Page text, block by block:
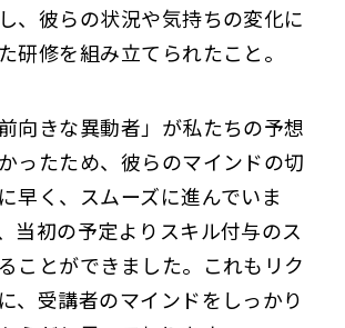
、彼らの状況や気持ちの変化に
研修を組み立てられたこと。
向きな異動者」が私たちの予想
ったため、彼らのマインドの切
早く、スムーズに進んでいま
当初の予定よりスキル付与のス
ことができました。これもリク
、受講者のマインドをしっかり